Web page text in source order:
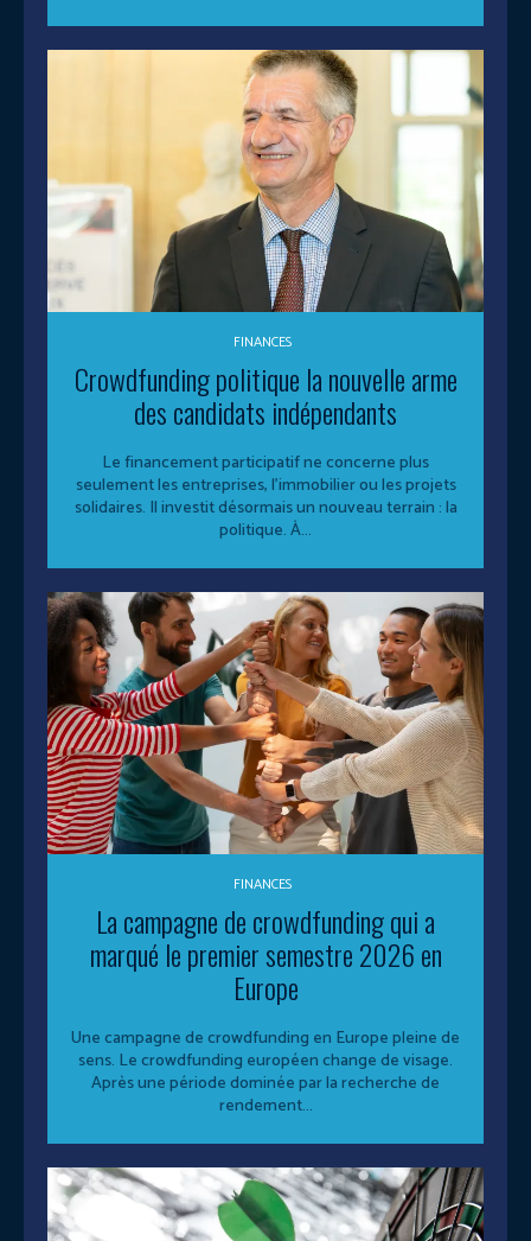
FINANCES
Crowdfunding politique la nouvelle arme
des candidats indépendants
Le financement participatif ne concerne plus
seulement les entreprises, l’immobilier ou les projets
solidaires. Il investit désormais un nouveau terrain : la
politique. À...
FINANCES
La campagne de crowdfunding qui a
marqué le premier semestre 2026 en
Europe
Une campagne de crowdfunding en Europe pleine de
sens. Le crowdfunding européen change de visage.
Après une période dominée par la recherche de
rendement...